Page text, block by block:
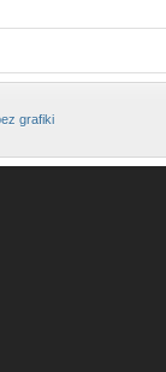
grafiki